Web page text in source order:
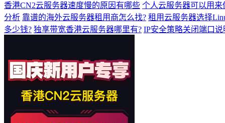
香港CN2云服务器速度慢的原因有哪些 个人云服务器可以用来
分析 靠谱的海外云服务器租用商怎么找? 租用云服务器选择
多少钱? 独享带宽香港云服务器哪里有? IP安全策略关闭端口说